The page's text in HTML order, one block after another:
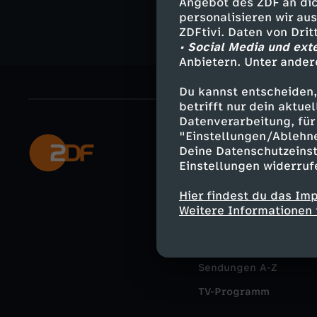
personalisieren wir
ZDFtivi. Daten von
• Social Media und
Anbietern. Unter
Du kannst
betrifft nur dein
Datenverarbeitung,
"Einstellungen/
Deine
Einstellungen
Hier findest du das
Weitere
Mehr ZDF
ZDF-Apps
Smart TV
ZDFtext
Sendungen A-Z
TV-Programm